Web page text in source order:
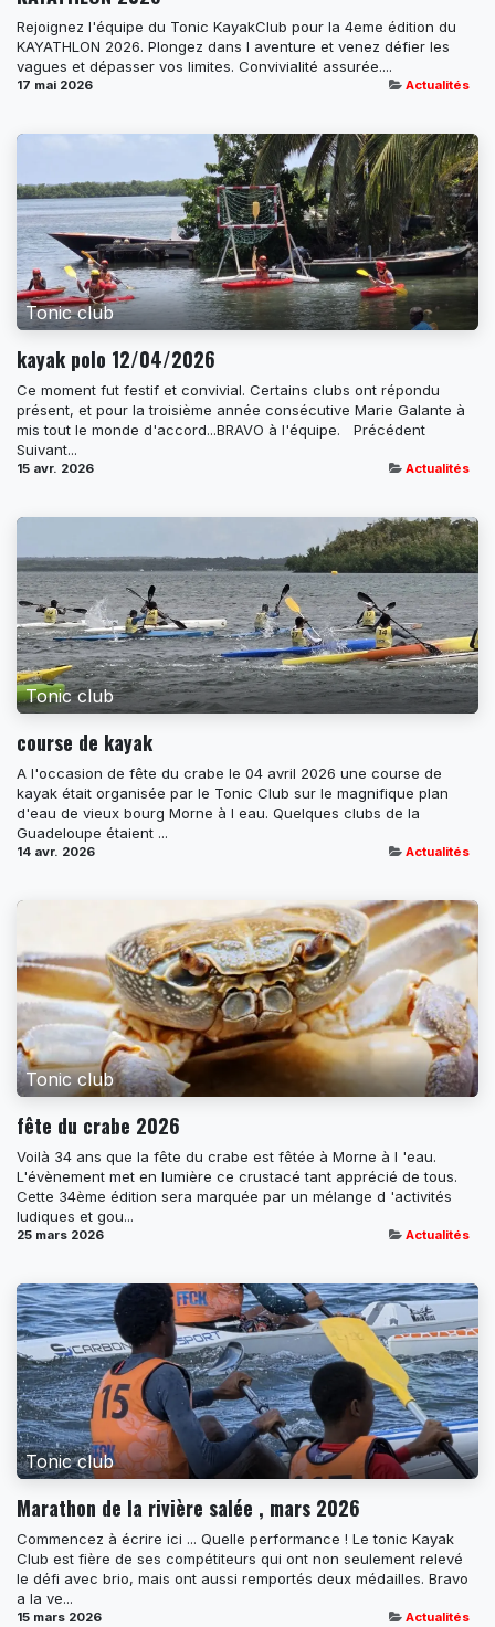
Rejoignez l'équipe du Tonic Kayak​Club pour la 4eme édition du
KAYATHLON 2026. Plongez dans l aventure et venez défier les
vagues et dépasser vos limites. Convivialité assurée....
17 mai 2026 Actualités
Tonic club
kayak polo 12/04/2026
Ce moment fut festif et convivial. Certains clubs ont répondu
présent, et pour la troisième année consécutive Marie Galante à
mis tout le monde d'accord...BRAVO à l'équipe. ​ ​ Précédent
Suivant...
15 avr. 2026 Actualités
Tonic club
course de kayak
A l'occasion de fête du crabe le 04 avril 2026 une course de
kayak était organisée par le Tonic Club sur le magnifique plan
d'eau de vieux bourg Morne à l eau. Quelques clubs de la
Guadeloupe étaient ...
14 avr. 2026 Actualités
Tonic club
fête du crabe 2026
Voilà 34 ans que la fête du crabe est fêtée à Morne à l 'eau.
L'évènement met en lumière ce crustacé tant apprécié de tous.
Cette 34ème édition sera marquée par un mélange d 'activités
ludiques et gou...
25 mars 2026 Actualités
Tonic club
Marathon de la rivière salée , mars 2026
Commencez à écrire ici ... Quelle performance ! Le tonic Kayak
Club est fière de ses compétiteurs qui ont non seulement relevé
le défi avec brio, mais ont aussi remportés deux médailles. Bravo
a la ve...
15 mars 2026 Actualités